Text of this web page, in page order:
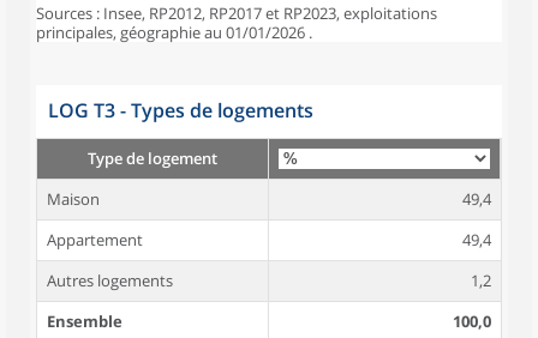
Sources : Insee, RP2012, RP2017 et RP2023, exploitations
principales, géographie au 01/01/2026 .
LOG T3 - Types de logements
Type de logement
Maison
49,4
Appartement
49,4
Autres logements
1,2
Ensemble
100,0